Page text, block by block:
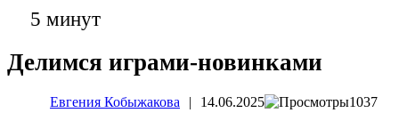
5 минут
Делимся играми-новинками
Евгения Кобыжакова | 14.06.2025 1037